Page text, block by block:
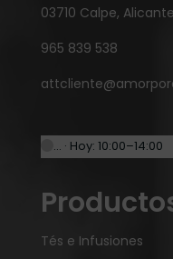
03710 Calpe,
965 839 538
… · Hoy: 10:00–14:00
Tés e Infusiones